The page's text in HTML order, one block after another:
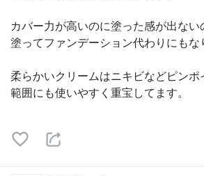
カバー力が高いのに塗った感が出ない
塗ってファンデーション代わりにもな
柔らかいクリームはニキビなどピン
範囲にも使いやすく重宝してます。